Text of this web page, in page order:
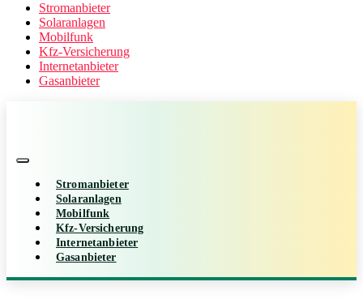
Stromanbieter
Solaranlagen
Mobilfunk
Kfz-Versicherung
Internetanbieter
Gasanbieter
Stromanbieter
Solaranlagen
Mobilfunk
Kfz-Versicherung
Internetanbieter
Gasanbieter